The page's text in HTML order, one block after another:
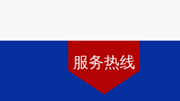
服务热线